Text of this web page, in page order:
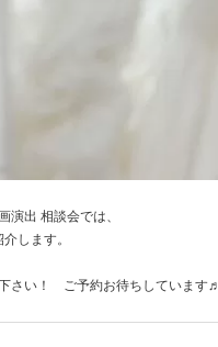
出 相談会では、
します。
さい！ ご予約お待ちしています♬